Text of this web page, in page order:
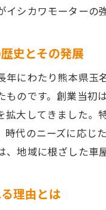
シカワモーターの
史とその発展
年にわたり熊本県
ものです。創業当初
拡大してきました
時代のニーズに応じ
、地域に根ざした車
理由とは